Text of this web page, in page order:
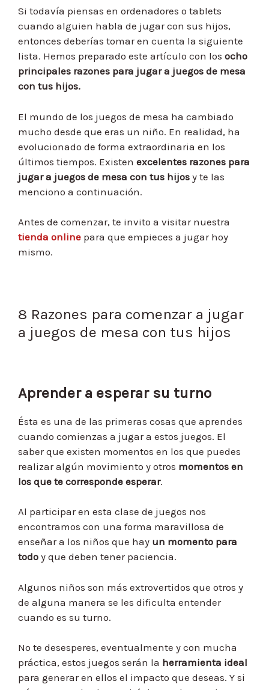
Si todavía piensas en ordenadores o tablets
cuando alguien habla de jugar con sus hijos,
entonces deberías tomar en cuenta la siguiente
lista. Hemos preparado este artículo con los ocho
principales razones para jugar a juegos de mesa
con tus hijos.
El mundo de los juegos de mesa ha cambiado
mucho desde que eras un niño. En realidad, ha
evolucionado de forma extraordinaria en los
últimos tiempos. Existen excelentes razones para
jugar a juegos de mesa con tus hijos y te las
menciono a continuación.
Antes de comenzar, te invito a visitar nuestra
tienda online para que empieces a jugar hoy
mismo.
8 Razones para comenzar a jugar
a juegos de mesa con tus hijos
Aprender a esperar su turno
Ésta es una de las primeras cosas que aprendes
cuando comienzas a jugar a estos juegos. El
saber que existen momentos en los que puedes
realizar algún movimiento y otros momentos en
los que te corresponde esperar.
Al participar en esta clase de juegos nos
encontramos con una forma maravillosa de
enseñar a los niños que hay un momento para
todo y que deben tener paciencia.
Algunos niños son más extrovertidos que otros y
de alguna manera se les dificulta entender
cuando es su turno.
No te desesperes, eventualmente y con mucha
práctica, estos juegos serán la herramienta ideal
para generar en ellos el impacto que deseas. Y si